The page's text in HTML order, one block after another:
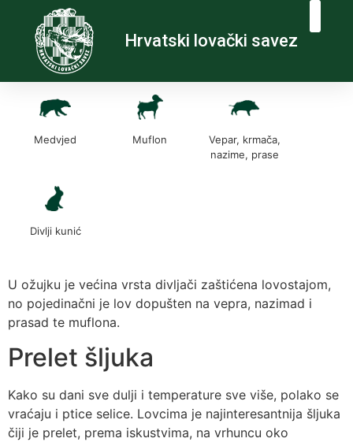
Hrvatski lovački savez
Medvjed Muflon
Vepar, krmača,
nazime, prase
Divlji kunić
U ožujku je većina vrsta divljači zaštićena lovostajom,
no pojedinačni je lov dopušten na vepra, nazimad i
prasad te muflona.
Prelet šljuka
Kako su dani sve dulji i temperature sve više, polako se
vraćaju i ptice selice. Lovcima je najinteresantnija šljuka
čiji je prelet, prema iskustvima, na vrhuncu oko